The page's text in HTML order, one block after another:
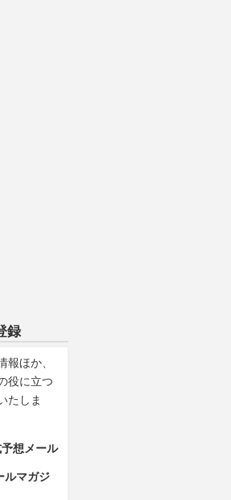
録
報ほか、
役に立つ
たしま
想メール
ルマガジ